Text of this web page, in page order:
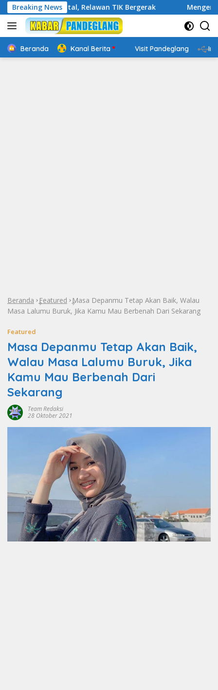
Langsung
ke
konten
Breaking News
Digital, Relawan TIK Bergerak Mengenal
Beranda Kanal Berita Visit Pandeglang
Beranda »Featured »Masa Depanmu Tetap Akan Baik, Walau
Masa Lalumu Buruk, Jika Kamu Mau Berbenah Dari Sekarang
Featured
Masa Depanmu Tetap Akan Baik,
Walau Masa Lalumu Buruk, Jika
Kamu Mau Berbenah Dari
Sekarang
Team Redaksi
28 Oktober 2021